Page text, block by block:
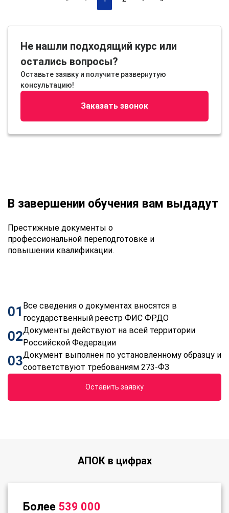
Не нашли подходящий курс или
остались вопросы?
Оставьте заявку и получите развернутую
консультацию!
Заказать звонок
В завершении обучения вам выдадут
Престижные документы о
профессиональной переподготовке и
повышении квалификации.
01 Все сведения о документах вносятся в
государственный реестр ФИС ФРДО
02Документы действуют на всей территории
Российской Федерации
03Документ выполнен по установленному образцу и
соответствуют требованиям 273-ФЗ
Оставить заявку
АПОК в цифрах
Более 539 000